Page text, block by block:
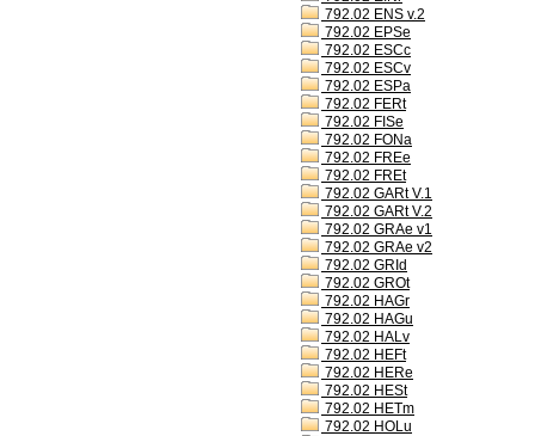
792.02 ENS v.2
792.02 EPSe
792.02 ESCc
792.02 ESCv
792.02 ESPa
792.02 FERt
792.02 FISe
792.02 FONa
792.02 FREe
792.02 FREt
792.02 GARt V.1
792.02 GARt V.2
792.02 GRAe v1
792.02 GRAe v2
792.02 GRId
792.02 GROt
792.02 HAGr
792.02 HAGu
792.02 HALv
792.02 HEFt
792.02 HERe
792.02 HESt
792.02 HETm
792.02 HOLu